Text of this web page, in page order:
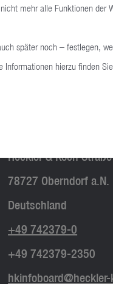
Heckler & Koch
78727 Oberndorf a.N.
Deutschland
+49 742379-0
+49 742379-2350
mehr alle Funktionen der
später noch – festlegen,
Informationen hierzu finden